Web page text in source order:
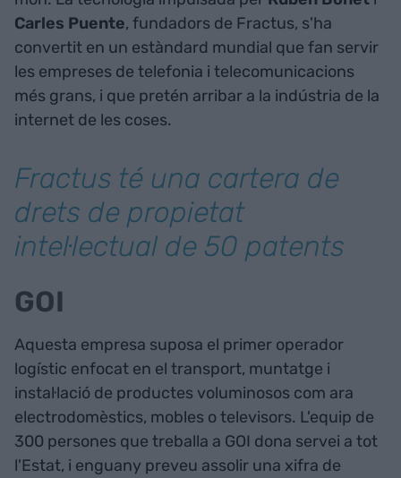
Carles Puente, fundadors de Fractus, s'ha
convertit en un estàndard mundial que fan servir
les empreses de telefonia i telecomunicacions
més grans, i que pretén arribar a la indústria de la
internet de les coses.
Fractus té una cartera de
drets de propietat
intel·lectual de 50 patents
GOI
Aquesta empresa suposa el primer operador
logístic enfocat en el transport, muntatge i
instal·lació de productes voluminosos com ara
electrodomèstics, mobles o televisors. L'equip de
300 persones que treballa a GOI dona servei a tot
l'Estat, i enguany preveu assolir una xifra de